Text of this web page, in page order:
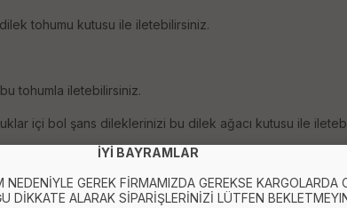
tohumu kutusu ile iletebilirsiniz.
tohumla iletebilirsiniz.
içi bol şans dileklerinizi bu dilek ağacı kutusu ile
seçeneği olan Dilek Ağacı Tohumları, seçeceğiniz
İYİ BAYRAMLAR
NEDENİYLE GEREK FİRMAMIZDA GEREKSE KARGOLARDA
DİKKATE ALARAK SİPARİŞLERİNİZİ LÜTFEN